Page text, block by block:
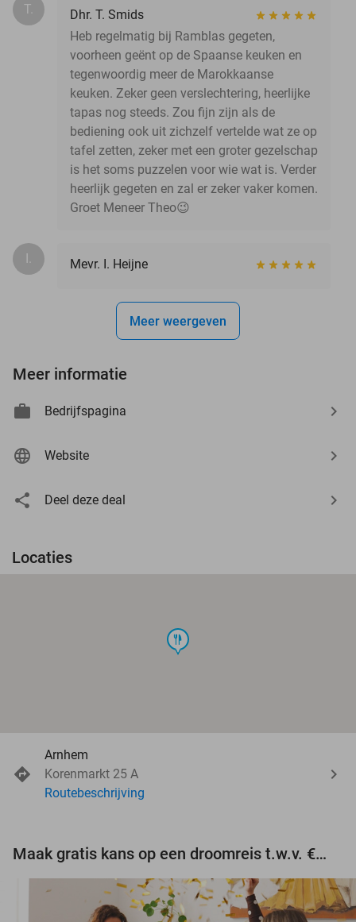
T.
Dhr. T. Smids
Heb regelmatig bij Ramblas gegeten,
voorheen geënt op de Spaanse keuken en
tegenwoordig meer de Marokkaanse
keuken. Zeker geen verslechtering, heerlijke
tapas nog steeds. Zou fijn zijn als de
bediening ook uit zichzelf vertelde wat ze op
tafel zetten, zeker met een groter gezelschap
is het soms puzzelen voor wie wat is. Verder
heerlijk gegeten en zal er zeker vaker komen.
Groet Meneer Theo😉
I. Mevr. I. Heijne
Meer weergeven
Meer informatie
Bedrijfspagina
Website
Deel deze deal
Locaties
food
Arnhem
Korenmarkt 25 A
Routebeschrijving
Maak gratis kans op een droomreis t.w.v. €3.000!